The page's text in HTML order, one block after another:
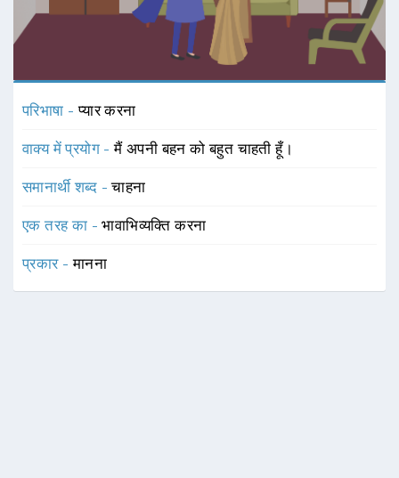
परिभाषा -प्यार करना
वाक्य में प्रयोग -मैं अपनी बहन को बहुत चाहती हूँ।
समानार्थी शब्द -चाहना
एक तरह का -भावाभिव्यक्ति करना
प्रकार -मानना